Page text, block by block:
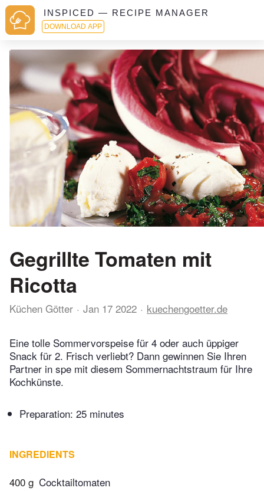
INSPICED — RECIPE MANAGER
DOWNLOAD APP
Gegrillte Tomaten mit
Ricotta
Küchen Götter Jan 17 2022 kuechengoetter.de
Eine tolle Sommervorspeise für 4 oder auch üppiger
Snack für 2. Frisch verliebt? Dann gewinnen Sie Ihren
Partner in spe mit diesem Sommernachtstraum für Ihre
Kochkünste.
Preparation: 25 minutes
INGREDIENTS
400 g Cocktailtomaten